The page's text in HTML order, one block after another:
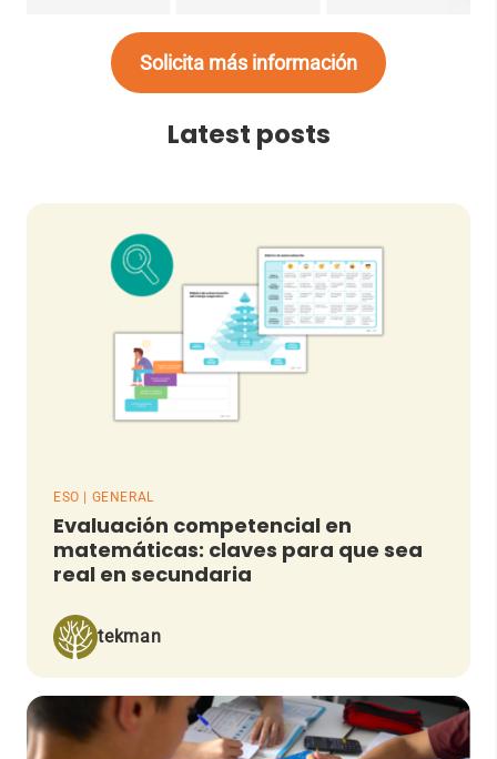
Solicita más información
Latest posts
ESO | GENERAL
Evaluación competencial en
matemáticas: claves para que sea
real en secundaria
tekman